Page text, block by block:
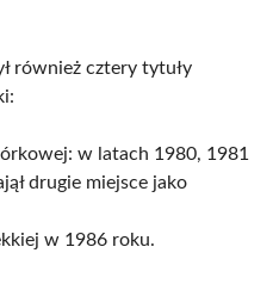
również cztery tytuły
w latach 1980, 1981
drugie miejsce jako
w 1986 roku.